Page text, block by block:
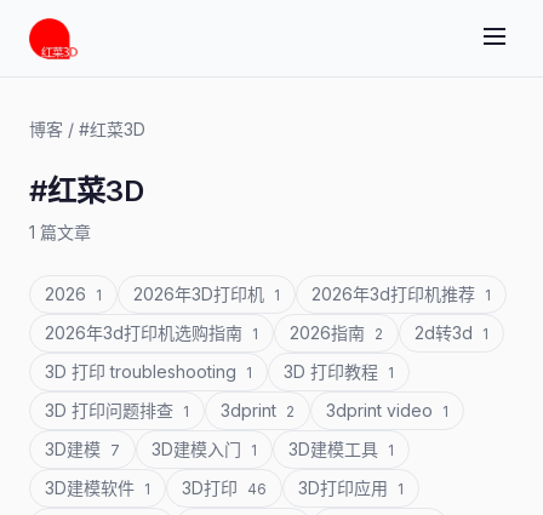
博客 / #红菜3D
#红菜3D
1 篇文章
2026 1 2026年3D打印机 1 2026年3d打印机推荐 1
2026年3d打印机选购指南 1 2026指南 2 2d转3d 1
3D 打印 troubleshooting 1 3D 打印教程 1
3D 打印问题排查 1 3dprint 2 3dprint video 1
3D建模 7 3D建模入门 1 3D建模工具 1
3D建模软件 1 3D打印 46 3D打印应用 1